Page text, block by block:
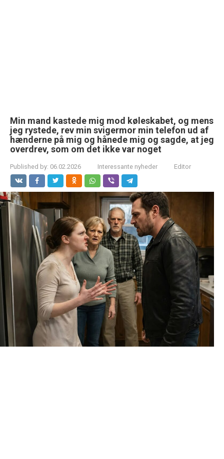
Min mand kastede mig mod køleskabet, og mens
jeg rystede, rev min svigermor min telefon ud af
hænderne på mig og hånede mig og sagde, at jeg
overdrev, som om det ikke var noget
Published by: 06.02.2026 Interessante nyheder Editor